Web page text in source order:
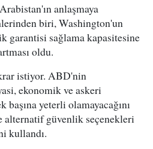
anlaşmaya
biri, Washington'un
garantisi sağlama kapasitesine
oldu.
istiyor. ABD'nin
ekonomik ve askeri
başına yeterli olamayacağını
alternatif güvenlik seçenekleri
kullandı.